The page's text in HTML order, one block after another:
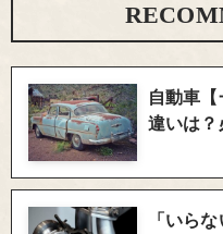
自動車【
違いは
「いら